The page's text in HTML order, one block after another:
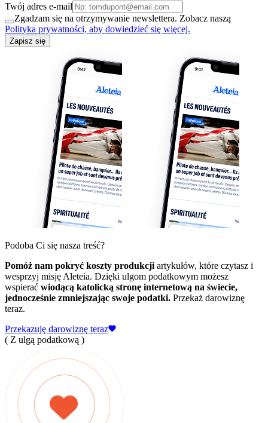
Twój adres e-mail
Zgadzam się na otrzymywanie newslettera. Zobacz naszą
Polityka prywatności, aby dowiedzieć się więcej.
Zapisz się
Podoba Ci się nasza treść?
Pomóż nam pokryć koszty produkcji artykułów, które czytasz i
wesprzyj misję Aleteia. Dzięki ulgom podatkowym możesz
wspierać wiodącą katolicką stronę internetową na świecie,
jednocześnie zmniejszając swoje podatki. Przekaż darowiznę
teraz.
Przekazuję darowiznę teraz
( Z ulgą podatkową )